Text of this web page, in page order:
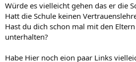
Würde es vielleicht gehen das er die
Hatt die Schule keinen
Hast du dich schon mal mit den
unterhalten?
Habe Hier noch eion paar Links